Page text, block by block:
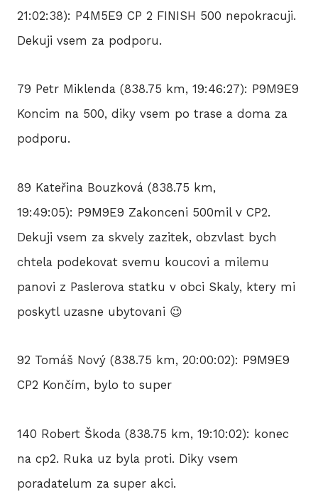
21:02:38): P4M5E9 CP 2 FINISH 500 nepokracuji.
Dekuji vsem za podporu.
79 Petr Miklenda (838.75 km, 19:46:27): P9M9E9
Koncim na 500, diky vsem po trase a doma za
podporu.
89 Kateřina Bouzková (838.75 km,
19:49:05): P9M9E9 Zakonceni 500mil v CP2.
Dekuji vsem za skvely zazitek, obzvlast bych
chtela podekovat svemu koucovi a milemu
panovi z Paslerova statku v obci Skaly, ktery mi
poskytl uzasne ubytovani 😉
92 Tomáš Nový (838.75 km, 20:00:02): P9M9E9
CP2 Končím, bylo to super
140 Robert Škoda (838.75 km, 19:10:02): konec
na cp2. Ruka uz byla proti. Diky vsem
poradatelum za super akci.